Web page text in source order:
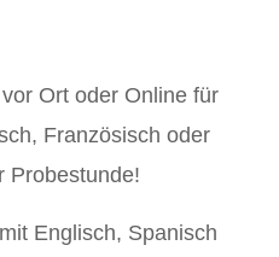
Ort oder Online für
Französisch oder
Probestunde!
Englisch, Spanisch